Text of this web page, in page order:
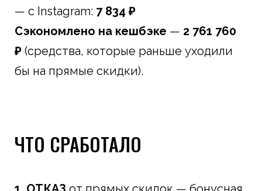
— с Instagram: 7 834 ₽
Сэкономлено на кешбэке — 2 761 760
₽ (средства, которые раньше уходили
бы на прямые скидки).
ЧТО СРАБОТАЛО